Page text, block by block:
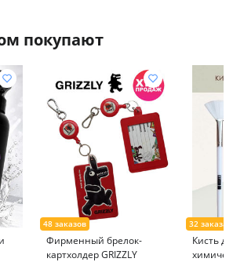
покупают
Фирменный брелок-
картхолдер GRIZZLY
Кисть